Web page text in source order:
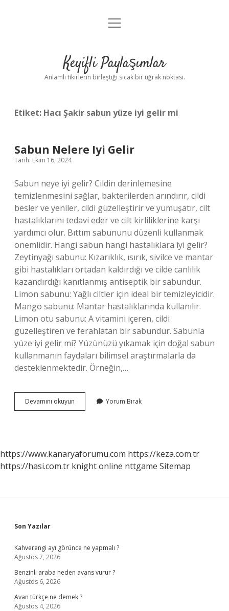
Anasayfa
Yasal Uyarı
menüyü
Keyifli Paylaşımlar
Anlamlı fikirlerin birleştiği sıcak bir uğrak noktası.
Etiket: Hacı Şakir sabun yüze iyi gelir mi
Sabun Nelere Iyi Gelir
Tarih: Ekim 16, 2024
Sabun neye iyi gelir? Cildin derinlemesine
temizlenmesini sağlar, bakterilerden arındırır, cildi
besler ve yeniler, cildi güzelleştirir ve yumuşatır, cilt
hastalıklarını tedavi eder ve cilt kirliliklerine karşı
yardımcı olur. Bıttım sabununu düzenli kullanmak
önemlidir. Hangi sabun hangi hastalıklara iyi gelir?
Zeytinyağı sabunu: Kızarıklık, ısırık, sivilce ve mantar
gibi hastalıkları ortadan kaldırdığı ve cilde canlılık
kazandırdığı kanıtlanmış antiseptik bir sabundur.
Limon sabunu: Yağlı ciltler için ideal bir temizleyicidir.
Mango sabunu: Mantar hastalıklarında kullanılır.
Limon otu sabunu: A vitamini içeren, cildi
güzelleştiren ve ferahlatan bir sabundur. Sabunla
yüze iyi gelir mi? Yüzünüzü yıkamak için doğal sabun
kullanmanın faydaları bilimsel araştırmalarla da
desteklenmektedir. Örneğin,…
Devamını okuyun
Nelere
Yorum Bırak
https://www.kanaryaforumu.com https://keza.com.tr
https://hasi.com.tr knight online nttgame Sitemap
Sidebar
Son Yazılar
Kahverengi ayı görünce ne yapmalı ?
Ağustos 7, 2026
Benzinli araba neden avans vurur ?
Ağustos 6, 2026
Avan türkçe ne demek ?
Ağustos 4, 2026